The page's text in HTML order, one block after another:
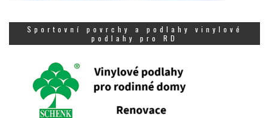
Sportovní povrchy a podlahy vinylové
podlahy pro RD